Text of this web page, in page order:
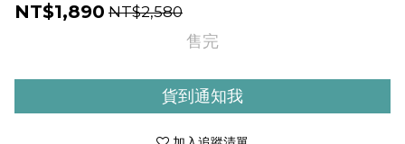
NT$1,890 NT$2,580
售完
貨到通知我